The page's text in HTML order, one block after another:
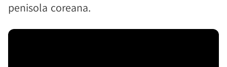
penisola coreana.